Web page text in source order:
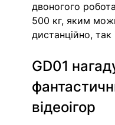
двоногого
500 кг, яким
дистанційно,
GD01
відеоігор